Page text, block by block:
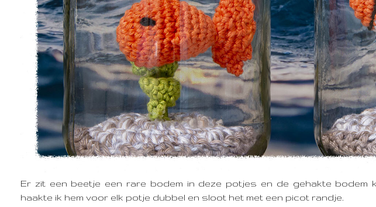
Er zit een beetje een rare bodem in deze potjes en de gehakte bodem
haakte ik hem voor elk potje dubbel en sloot het met een picot randje.